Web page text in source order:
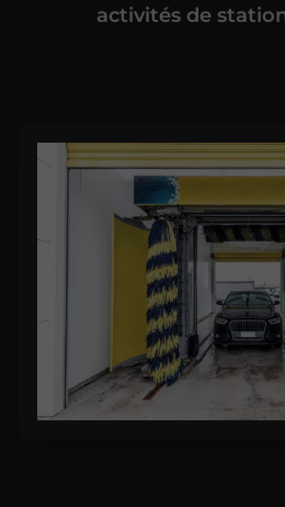
activités de